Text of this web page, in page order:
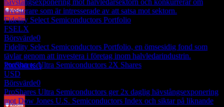
Utdelningsbetalning
4
NOV 27
Samsung Kodex US Semiconductor
Uppskattad
390390.KQ
investerare som är intresserade av att satsa mot sektorn.
Fidelity Select Semiconductors Portfolio
FSELX
Börsvärde0
Fidelity Select Semiconductors Portfolio, en ömsesidig fond som
tävlar genom att investera i företag inom halvledarindustrin.
ProShares Ultra Semiconductors 2X Shares
USD
Börsvärde0
ProShares Ultra Semiconductors ger 2x daglig hävstångsexponering
mot Dow Jones U.S. Semiconductors Index och siktar på liknande